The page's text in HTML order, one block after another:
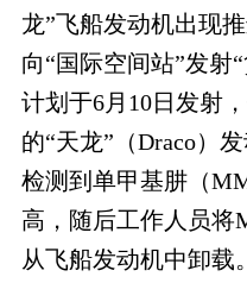
龙”飞船发动机出现
向“国际空间站”发射
计划于6月10日发射
的“天龙”（Draco）
检测到单甲基肼（
高，随后工作人员将
从飞船发动机中卸载